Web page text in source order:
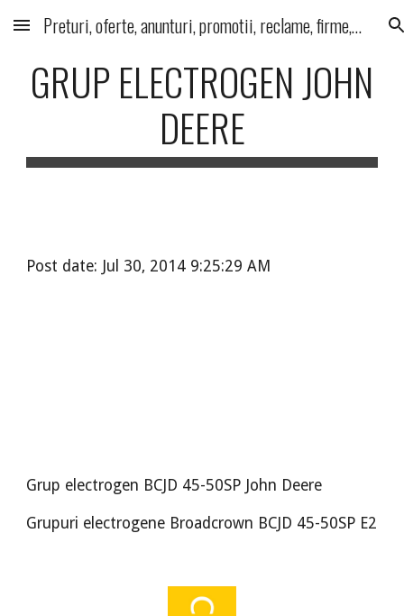
Skip to main content Skip to navigation
Preturi, oferte, anunturi, promotii, reclame, firme, produse, servicii
GRUP ELECTROGEN JOHN
DEERE
Post date: Jul 30, 2014 9:25:29 AM
Grup electrogen BCJD 45-50SP John Deere
Grupuri electrogene Broadcrown BCJD 45-50SP E2